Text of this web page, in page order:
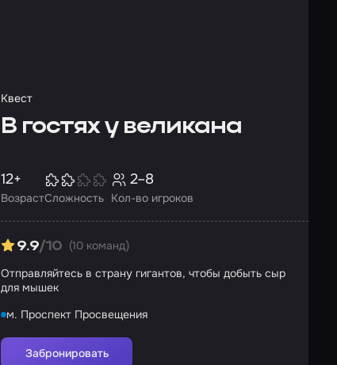
Квест
В гостях у великана
Возраст
12+
Сложность Кол-во игроков
2–8
9.9/10 (10 команд)
Отправляйтесь в страну гигантов, чтобы добыть сыр
для мышек
м. Проспект Просвещения
Забронировать